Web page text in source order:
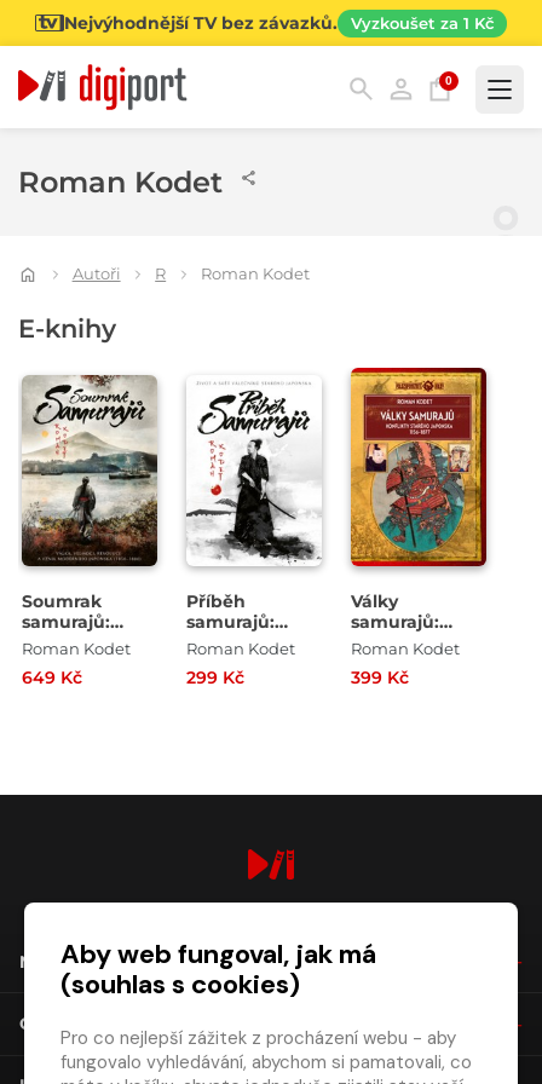
Nejvýhodnější TV bez závazků. Vyzkoušet za 1 Kč
0
Roman Kodet
Autoři R Roman Kodet
E-knihy
Soumrak
samurajů:
Válka, velmoci,
vznik
Roman Kodet
649 Kč
Příběh
samurajů:
Život a svět
starého
Roman Kodet
299 Kč
Války
samurajů:
Konflikty
Japonska 1156–
Roman Kodet
399 Kč
NÁKUP
O SPOLEČNOSTI
Aby web fungoval, jak má
(souhlas s cookies)
Pro co nejlepší zážitek z procházení webu - aby
fungovalo vyhledávání, abychom si pamatovali, co